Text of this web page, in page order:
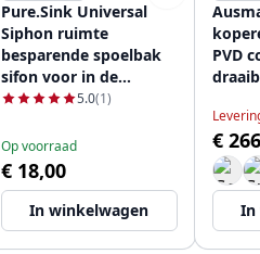
Pure.Sink Universal
Siphon ruimte
besparende spoelbak
sifon voor in de
keuken met 2
aansluitingen WSTSSI-
32
5.0(1)
Op voorraad
€ 18,00
In winkelwagen
PVD
€
In